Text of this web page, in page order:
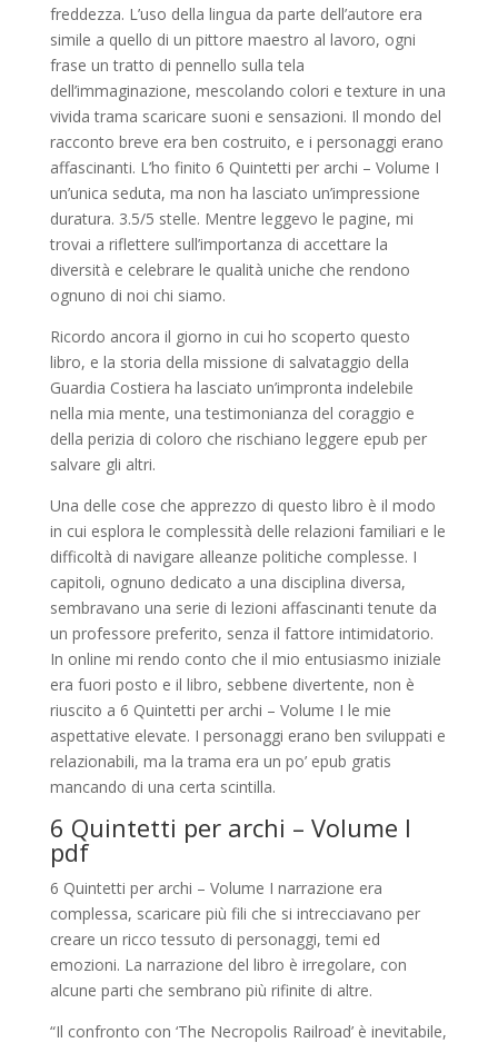
freddezza. L’uso della lingua da parte dell’autore era
simile a quello di un pittore maestro al lavoro, ogni
frase un tratto di pennello sulla tela
dell’immaginazione, mescolando colori e texture in una
vivida trama scaricare suoni e sensazioni. Il mondo del
racconto breve era ben costruito, e i personaggi erano
affascinanti. L’ho finito 6 Quintetti per archi – Volume I
un’unica seduta, ma non ha lasciato un’impressione
duratura. 3.5/5 stelle. Mentre leggevo le pagine, mi
trovai a riflettere sull’importanza di accettare la
diversità e celebrare le qualità uniche che rendono
ognuno di noi chi siamo.
Ricordo ancora il giorno in cui ho scoperto questo
libro, e la storia della missione di salvataggio della
Guardia Costiera ha lasciato un’impronta indelebile
nella mia mente, una testimonianza del coraggio e
della perizia di coloro che rischiano leggere epub per
salvare gli altri.
Una delle cose che apprezzo di questo libro è il modo
in cui esplora le complessità delle relazioni familiari e le
difficoltà di navigare alleanze politiche complesse. I
capitoli, ognuno dedicato a una disciplina diversa,
sembravano una serie di lezioni affascinanti tenute da
un professore preferito, senza il fattore intimidatorio.
In online mi rendo conto che il mio entusiasmo iniziale
era fuori posto e il libro, sebbene divertente, non è
riuscito a 6 Quintetti per archi – Volume I le mie
aspettative elevate. I personaggi erano ben sviluppati e
relazionabili, ma la trama era un po’ epub gratis
mancando di una certa scintilla.
6 Quintetti per archi – Volume I
pdf
6 Quintetti per archi – Volume I narrazione era
complessa, scaricare più fili che si intrecciavano per
creare un ricco tessuto di personaggi, temi ed
emozioni. La narrazione del libro è irregolare, con
alcune parti che sembrano più rifinite di altre.
“Il confronto con ‘The Necropolis Railroad’ è inevitabile,